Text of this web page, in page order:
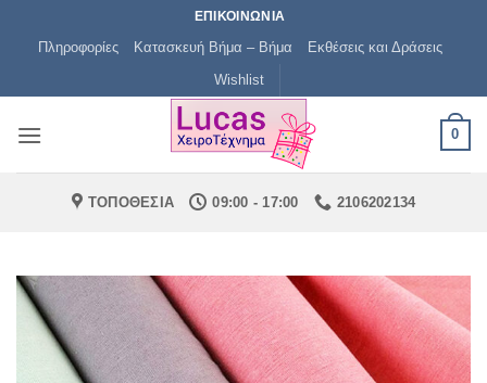
ΕΠΙΚΟΙΝΩΝΙΑ
Πληροφορίες Κατασκευή Βήμα – Βήμα
Εκθέσεις και Δράσεις
Wishlist
0
ΤΟΠΟΘΕΣΙΑ 09:00 - 17:00 2106202134